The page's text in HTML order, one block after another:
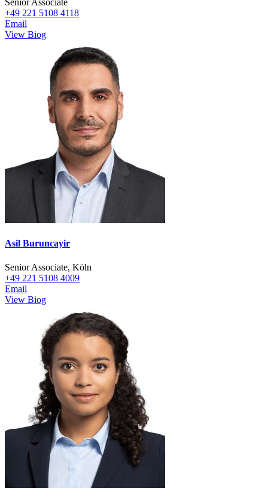
Senior Associate
+49 221 5108 4118
Email
View Biog
Asil Buruncayir
Senior Associate, Köln
+49 221 5108 4009
Email
View Biog